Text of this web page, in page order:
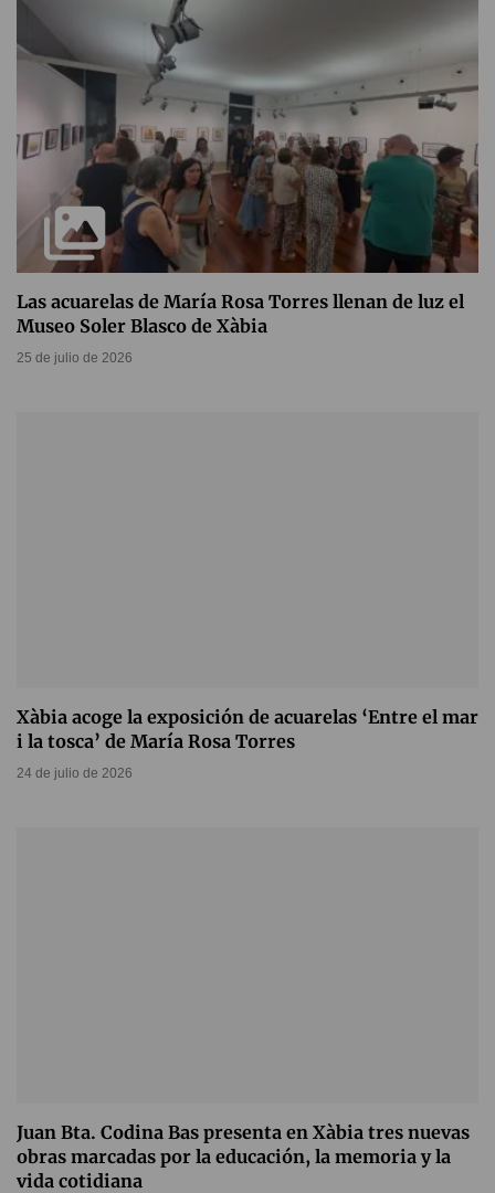
Las acuarelas de María Rosa Torres llenan de luz el
Museo Soler Blasco de Xàbia
25 de julio de 2026
Xàbia acoge la exposición de acuarelas ‘Entre el mar
i la tosca’ de María Rosa Torres
24 de julio de 2026
Juan Bta. Codina Bas presenta en Xàbia tres nuevas
obras marcadas por la educación, la memoria y la
vida cotidiana